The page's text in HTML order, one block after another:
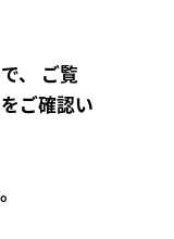
、 ご覧
ご確認い